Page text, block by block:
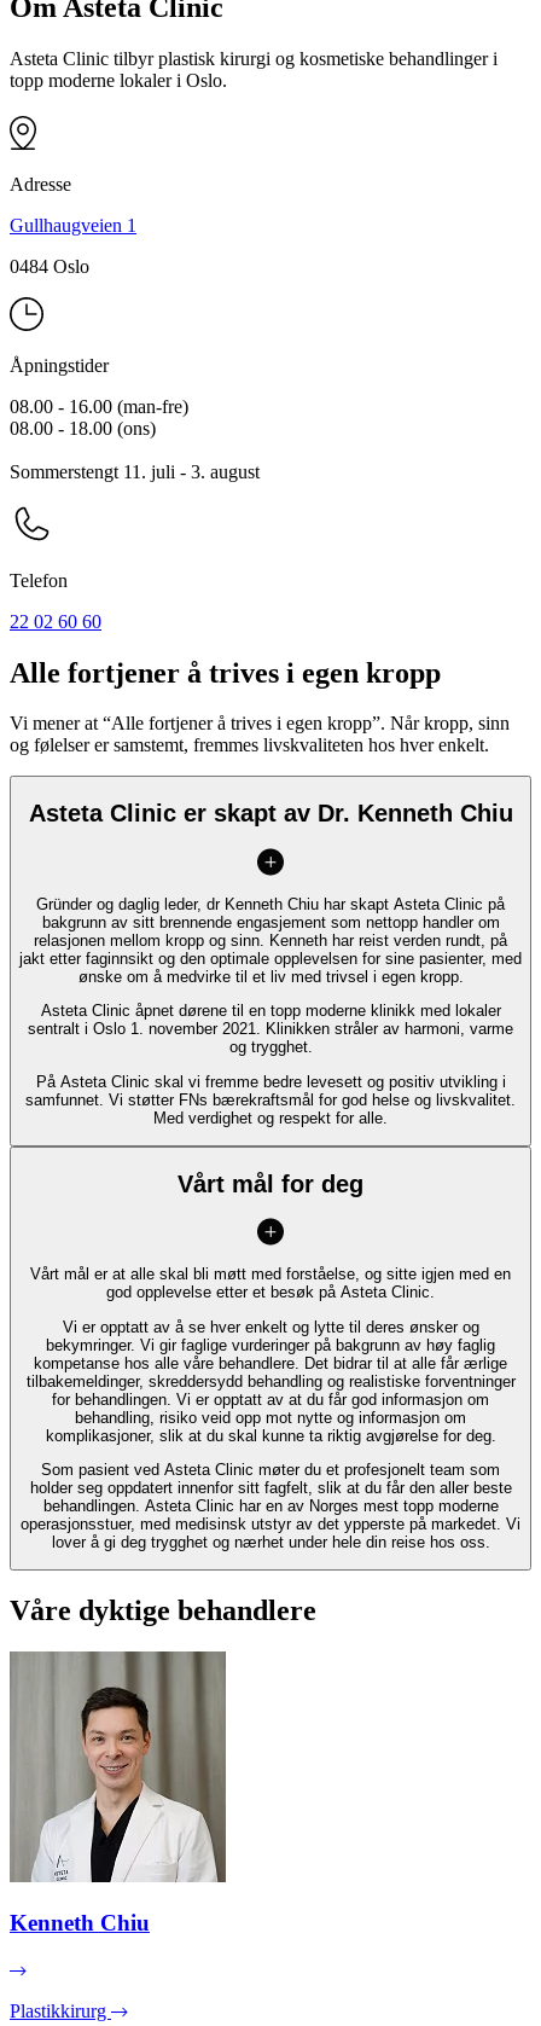
Om Asteta Clinic
Asteta Clinic tilbyr plastisk kirurgi og kosmetiske behandlinger i
topp moderne lokaler i Oslo.
Adresse
Gullhaugveien 1
0484 Oslo
Åpningstider
08.00 - 16.00 (man-fre)
08.00 - 18.00 (ons)
Sommerstengt 11. juli - 3. august
Telefon
22 02 60 60
Alle fortjener å trives i egen kropp
Vi mener at “Alle fortjener å trives i egen kropp”. Når kropp, sinn
og følelser er samstemt, fremmes livskvaliteten hos hver enkelt.
Asteta Clinic er skapt av Dr. Kenneth Chiu
Gründer og daglig leder, dr Kenneth Chiu har skapt Asteta Clinic på
bakgrunn av sitt brennende engasjement som nettopp handler om
relasjonen mellom kropp og sinn. Kenneth har reist verden rundt, på
jakt etter faginnsikt og den optimale opplevelsen for sine pasienter, med
ønske om å medvirke til et liv med trivsel i egen kropp.
Asteta Clinic åpnet dørene til en topp moderne klinikk med lokaler
sentralt i Oslo 1. november 2021. Klinikken stråler av harmoni, varme
og trygghet.
På Asteta Clinic skal vi fremme bedre levesett og positiv utvikling i
samfunnet. Vi støtter FNs bærekraftsmål for god helse og livskvalitet.
Med verdighet og respekt for alle.
Vårt mål for deg
Vårt mål er at alle skal bli møtt med forståelse, og sitte igjen med en
god opplevelse etter et besøk på Asteta Clinic.
Vi er opptatt av å se hver enkelt og lytte til deres ønsker og
bekymringer. Vi gir faglige vurderinger på bakgrunn av høy faglig
kompetanse hos alle våre behandlere. Det bidrar til at alle får ærlige
tilbakemeldinger, skreddersydd behandling og realistiske forventninger
for behandlingen. Vi er opptatt av at du får god informasjon om
behandling, risiko veid opp mot nytte og informasjon om
komplikasjoner, slik at du skal kunne ta riktig avgjørelse for deg.
Som pasient ved Asteta Clinic møter du et profesjonelt team som
holder seg oppdatert innenfor sitt fagfelt, slik at du får den aller beste
behandlingen. Asteta Clinic har en av Norges mest topp moderne
operasjonsstuer, med medisinsk utstyr av det ypperste på markedet. Vi
lover å gi deg trygghet og nærhet under hele din reise hos oss.
Våre dyktige behandlere
Kenneth Chiu
Plastikkirurg